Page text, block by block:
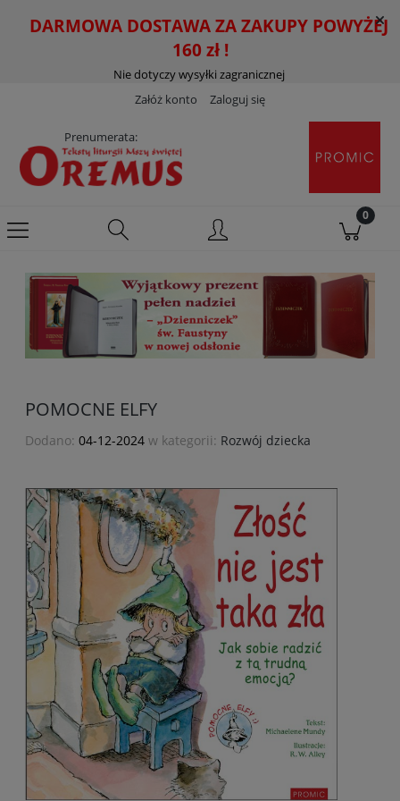
DARMOWA DOSTAWA ZA ZAKUPY POWYŻEJ
160 zł !
Nie dotyczy wysyłki zagranicznej
Załóż konto
Zaloguj się
Prenumerata:
POMOCNE ELFY
Dodano: 04-12-2024 w kategorii: Rozwój dziecka